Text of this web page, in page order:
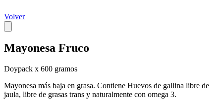
Volver
Mayonesa Fruco
Doypack x 600 gramos
Mayonesa más baja en grasa. Contiene Huevos de gallina libre de
jaula, libre de grasas trans y naturalmente con omega 3.